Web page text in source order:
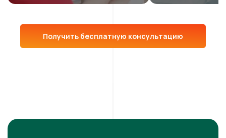
Получить бесплатную консультацию